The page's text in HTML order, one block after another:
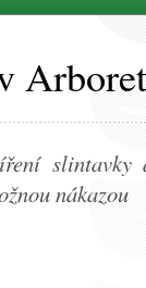
slintavky
nákazou